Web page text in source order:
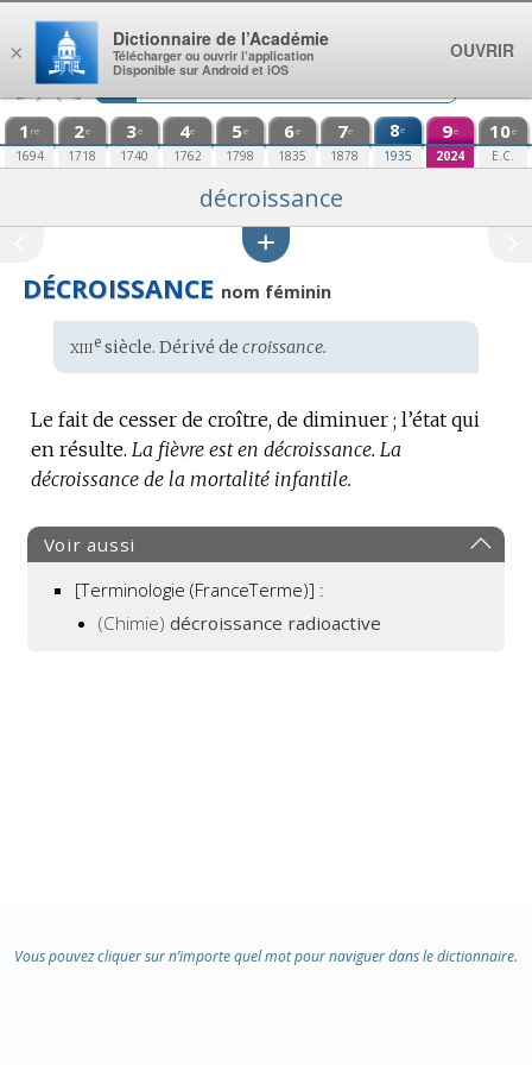
Aller au contenu
1 re
1694
2e
1718
3e
1740
4e
1762
5e
1798
6e
1835
7e
1878
8e
1935
9e
2024
10e
E.C.
décroissance
DÉCROISSANCE nom féminin
Étymologie
:
xiiiesiècle. Dérivé de croissance.
Le fait de cesser de croître, de diminuer ; l’état qui
en résulte. La fièvre est en décroissance. La
décroissance de la mortalité infantile.
Voir aussi
[Terminologie (FranceTerme)] :
(Chimie)décroissance radioactive
Vous pouvez cliquer sur n’importe quel mot pour naviguer dans le dictionnaire.
×
Dictionnaire de l’Académie
Télécharger ou ouvrir l’application
Disponible sur Android et iOS
OUVRIR